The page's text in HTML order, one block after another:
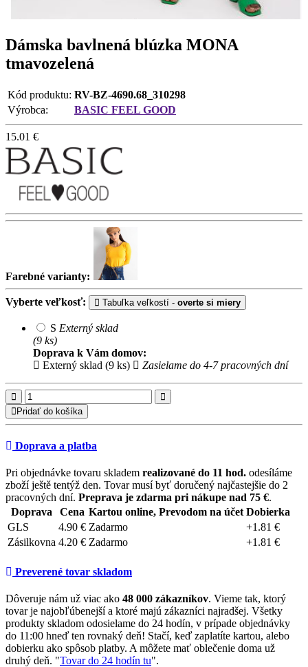
Dámska bavlnená blúzka MONA
tmavozelená
Kód produktu: RV-BZ-4690.68_310298
Výrobca:
BASIC FEEL GOOD
15.01 €
Farebné varianty:
Vyberte veľkosť: Tabuľka veľkostí - overte si miery
S Externý sklad
(9 ks)
Doprava k Vám domov:
Externý sklad (9 ks)
Zasielame do 4-7 pracovných dní
Pridať do košíka
Doprava a platba
Pri objednávke tovaru skladem realizované do 11 hod. odesíláme
zboží ještě tentýž den. Tovar musí byť doručený najčastejšie do 2
pracovných dní. Preprava je zdarma pri nákupe nad 75 €.
Doprava
Cena Kartou online, Prevodom na účet Dobierka
GLS
4.90 € Zadarmo
+1.81 €
Zásilkovna 4.20 € Zadarmo +1.81 €
Preverené tovar skladom
Dôveruje nám už viac ako 48 000 zákazníkov. Vieme tak, ktorý
tovar je najobľúbenejší a ktoré majú zákazníci najradšej. Všetky
produkty skladom odosielame do 24 hodín, v prípade objednávky
do 11:00 hneď ten rovnaký deň! Stačí, keď zaplatíte kartou, alebo
dobierku ako spôsob platby. A môžete mať oblečenie doma už
druhý deň. "Tovar do 24 hodín tu".